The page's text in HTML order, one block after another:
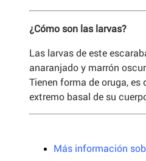
¿Cómo son las larvas?
Las larvas de este
anaranjado y marrón
Tienen forma de oruga, es
extremo basal de su
Más información